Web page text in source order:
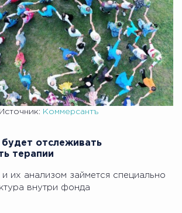
Источник: Коммерсантъ
отслеживать
терапии
их анализом займется специально
внутри фонда